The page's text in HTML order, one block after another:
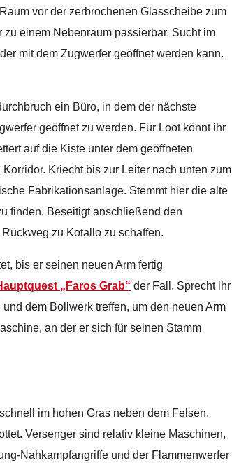
vor der zerbrochenen Glasscheibe zum
einem Nebenraum passierbar. Sucht im
mit dem Zugwerfer geöffnet werden kann.
ein Büro, in dem der nächste
geöffnet zu werden. Für Loot könnt ihr
auf die Kiste unter dem geöffneten
Kriecht bis zur Leiter nach unten zum
Fabrikationsanlage. Stemmt hier die alte
finden. Beseitigt anschließend den
zu Kotallo zu schaffen.
bis er seinen neuen Arm fertig
„Faros Grab“ der Fall. Sprecht ihr
dem Bollwerk treffen, um den neuen Arm
an der er sich für seinen Stamm
im hohen Gras neben dem Felsen,
Versenger sind relativ kleine Maschinen,
Nahkampfangriffe und der Flammenwerfer